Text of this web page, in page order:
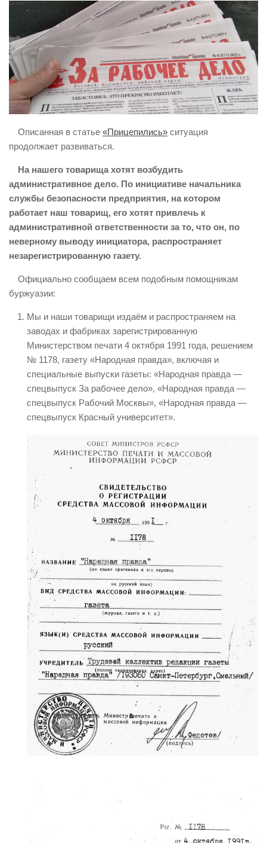
ИЗУЧЕНИЕ ДИАЛЕКТИКИ
ПРОФСОЮЗНАЯ БОРЬБА
ФЕДЕРАЦИЯ ПРОФСОЮЗОВ РОССИИ
НАРОДНАЯ ПРАВДА
Описанная в статье «Прицепились» ситуация
продолжает развиваться.
На нашего товарища хотят возбудить
административное дело. По инициативе начальника
службы безопасности предприятия, на котором
работает наш товарищ, его хотят привлечь к
административной ответственности за то, что он, по
неверному выводу инициатора, распространяет
незарегистрированную газету.
Официально сообщаем всем подобным помощникам
буржуазии:
Мы и наши товарищи издаём и распространяем на
заводах и фабриках зарегистрированную
Министерством печати 4 октября 1991 года, решением
№ 1178, газету «Народная правда», включая и
специальные выпуски газеты: «Народная правда —
спецвыпуск За рабочее дело», «Народная правда —
спецвыпуск Рабочий Москвы», «Народная правда —
спецвыпуск Красный университет».